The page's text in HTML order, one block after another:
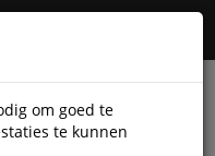
om goed te
te kunnen